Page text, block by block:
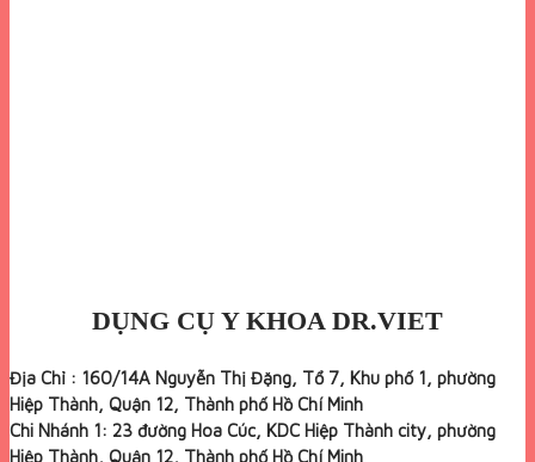
DỤNG CỤ Y KHOA DR.VIET
Địa Chỉ : 160/14A Nguyễn Thị Đặng, Tổ 7, Khu phố 1, phường
Hiệp Thành, Quận 12, Thành phố Hồ Chí Minh
Chi Nhánh 1: 23 đường Hoa Cúc, KDC Hiệp Thành city, phường
Hiệp Thành, Quận 12, Thành phố Hồ Chí Minh